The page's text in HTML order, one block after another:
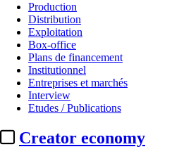
Production
Distribution
Exploitation
Box-office
Plans de financement
Institutionnel
Entreprises et marchés
Interview
Etudes / Publications
Creator economy